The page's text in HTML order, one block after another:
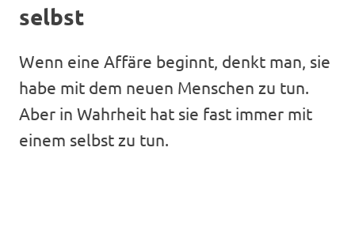
selbst
Wenn eine Affäre beginnt, denkt man, sie
habe mit dem neuen Menschen zu tun.
Aber in Wahrheit hat sie fast immer mit
einem selbst zu tun.